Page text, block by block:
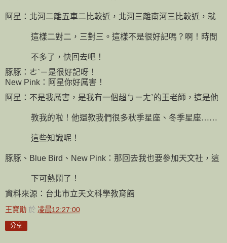
阿星：北河二離五車二比較近，北河三離南河三比較近，就
這樣二對二，三對三。這樣不是很好記嗎？啊！時間
不多了，快回去吧！
豚豚：ㄜˋ－是很好記呀！
New Pink ：阿星你好厲害！
阿星：不是我厲害，是我有一個超ㄅㄧㄤˋ的王老師，這是他
教我的啦！他還教我們很多秋季星座、冬季星座……
這些知識呢！
豚豚、 Blue Bird 、 New Pink ：那回去我也要參加天文社，這
下可熱鬧了！
資料來源：台北市立天文科學教育館
王寶勛 於 凌晨12:27:00
分享